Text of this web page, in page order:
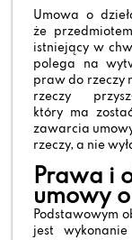
Umowa o
że
istniejący w
polega na
praw do rzeczy
rzeczy
który ma
zawarcia
rzeczy, a nie
Prawa i
umowy
Podstawowym
jest